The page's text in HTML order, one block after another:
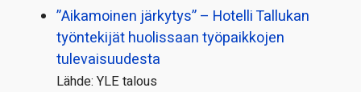
”Aikamoinen järkytys” – Hotelli Tallukan
työntekijät huolissaan työpaikkojen
tulevaisuudesta
Lähde: YLE talous